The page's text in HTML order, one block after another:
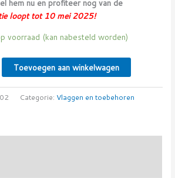
hem nu en profiteer nog van de
loopt tot 10 mei 2025!
voorraad (kan nabesteld worden)
Toevoegen aan winkelwagen
Categorie: Vlaggen en toebehoren